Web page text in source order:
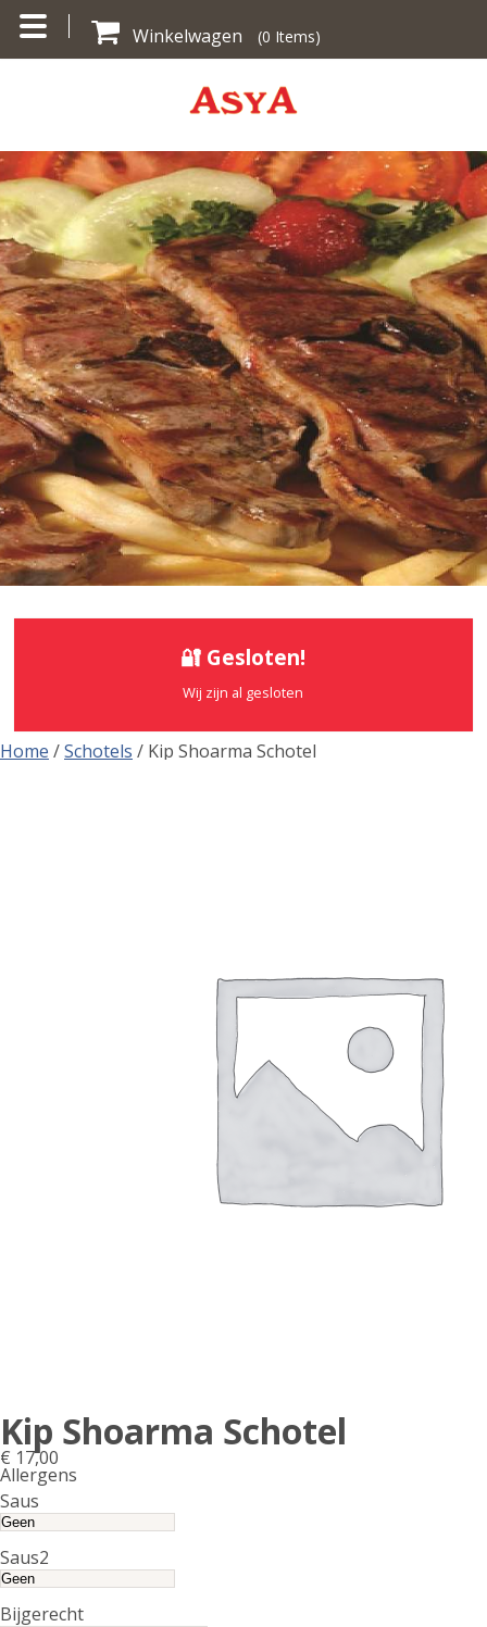
Winkelwagen (0 Items)
🔐 Gesloten!
Wij zijn al gesloten
Home /Schotels / Kip Shoarma Schotel
Kip Shoarma Schotel
€ 17,00
Allergens
Product
allergen
information
Saus
Saus2
Bijgerecht